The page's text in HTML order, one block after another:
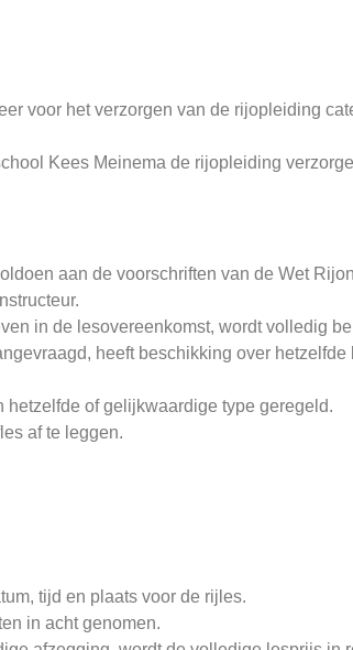
voor het verzorgen van de rijopleiding
Kees Meinema de rijopleiding
aan de voorschriften van de Wet
in de lesovereenkomst, wordt volledig
heeft beschikking over
of gelijkwaardige type geregeld.
af te leggen.
tijd en plaats voor de rijles.
in acht genomen.